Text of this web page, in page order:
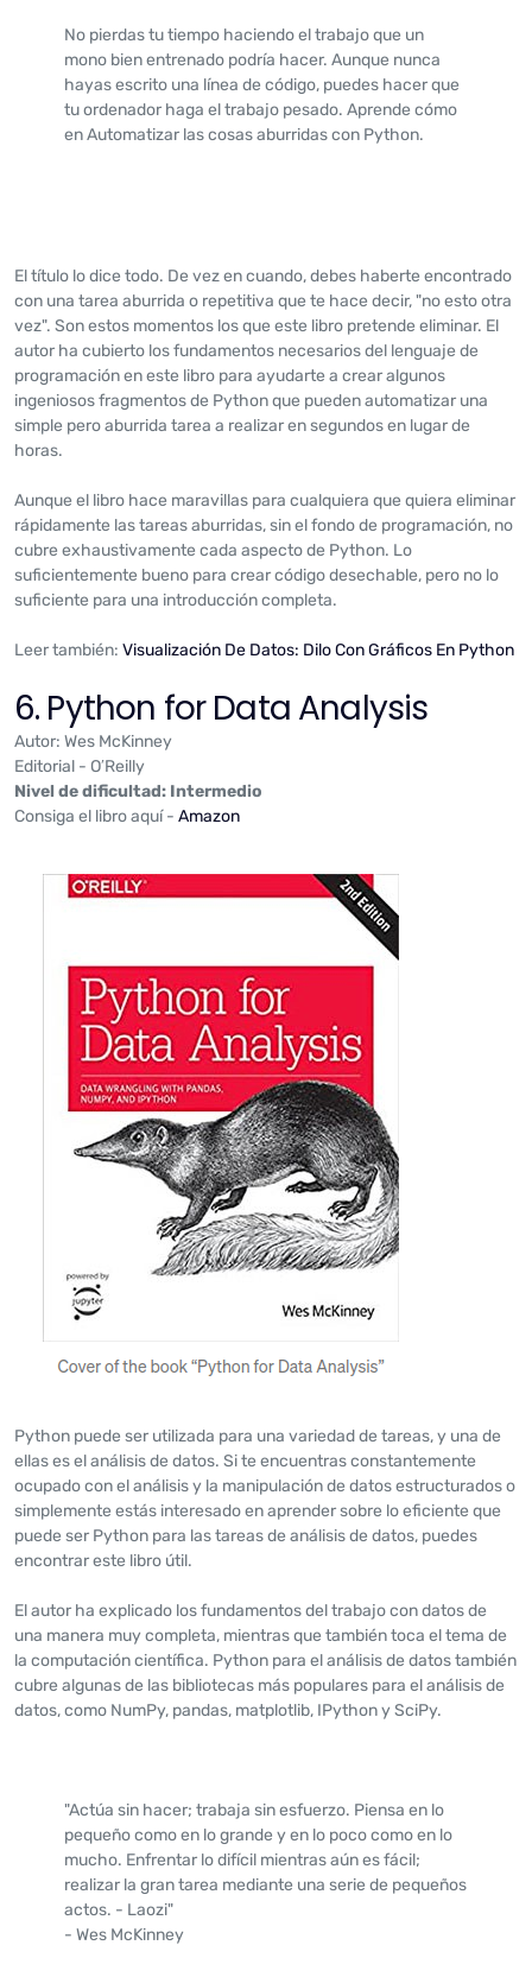
No pierdas tu tiempo haciendo el trabajo que un
mono bien entrenado podría hacer. Aunque nunca
hayas escrito una línea de código, puedes hacer que
tu ordenador haga el trabajo pesado. Aprende cómo
en Automatizar las cosas aburridas con Python.
El título lo dice todo. De vez en cuando, debes haberte encontrado
con una tarea aburrida o repetitiva que te hace decir, "no esto otra
vez". Son estos momentos los que este libro pretende eliminar. El
autor ha cubierto los fundamentos necesarios del lenguaje de
programación en este libro para ayudarte a crear algunos
ingeniosos fragmentos de Python que pueden automatizar una
simple pero aburrida tarea a realizar en segundos en lugar de
horas.
Aunque el libro hace maravillas para cualquiera que quiera eliminar
rápidamente las tareas aburridas, sin el fondo de programación, no
cubre exhaustivamente cada aspecto de Python. Lo
suficientemente bueno para crear código desechable, pero no lo
suficiente para una introducción completa.
Leer también: Visualización De Datos: Dilo Con Gráficos En Python
6. Python for Data Analysis
Autor: Wes McKinney
Editorial - O′Reilly
Nivel de dificultad: Intermedio
Consiga el libro aquí - Amazon
Python puede ser utilizada para una variedad de tareas, y una de
ellas es el análisis de datos. Si te encuentras constantemente
ocupado con el análisis y la manipulación de datos estructurados o
simplemente estás interesado en aprender sobre lo eficiente que
puede ser Python para las tareas de análisis de datos, puedes
encontrar este libro útil.
El autor ha explicado los fundamentos del trabajo con datos de
una manera muy completa, mientras que también toca el tema de
la computación científica. Python para el análisis de datos también
cubre algunas de las bibliotecas más populares para el análisis de
datos, como NumPy, pandas, matplotlib, IPython y SciPy.
"Actúa sin hacer; trabaja sin esfuerzo. Piensa en lo
pequeño como en lo grande y en lo poco como en lo
mucho. Enfrentar lo difícil mientras aún es fácil;
realizar la gran tarea mediante una serie de pequeños
actos. - Laozi"
- Wes McKinney